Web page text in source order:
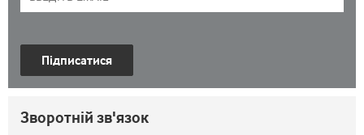
Підписатися
Зворотній зв'язок